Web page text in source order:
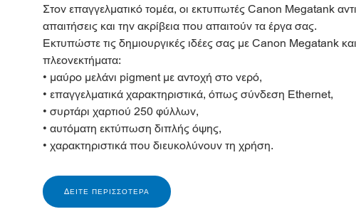
Στον επαγγελματικό τομέα, οι εκτυπωτές Canon Megatank
απαιτήσεις και την ακρίβεια που απαιτούν τα έργα σας.
Εκτυπώστε τις δημιουργικές ιδέες σας με Canon Megatank
πλεονεκτήματα:
• μαύρο μελάνι pigment με αντοχή στο νερό,
• επαγγελματικά χαρακτηριστικά, όπως σύνδεση Ethernet,
• συρτάρι χαρτιού 250 φύλλων,
• αυτόματη εκτύπωση διπλής όψης,
• χαρακτηριστικά που διευκολύνουν τη χρήση.
ΔΕΊΤΕ ΠΕΡΙΣΣΌΤΕΡΑ